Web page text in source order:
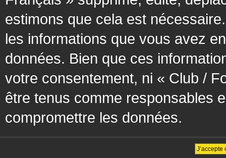
estimons que cela est
les informations que vous avez
données. Bien que ces
votre consentement, ni « Club /
être tenus comme responsables
compromettre les données.